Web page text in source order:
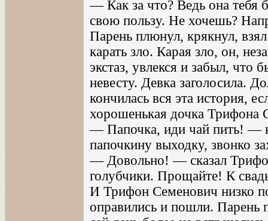
— Как за что? Ведь она тебя
свою пользу. Не хочешь?
Парень плюнул, крякнул,
карать зло. Карая зло, он,
экстаз, увлекся и забыл, что
невесту. Девка заголосила.
кончилась вся эта история,
хорошенькая дочка Трифона
— Папочка, иди чай пить! —
папочкину выходку, звонко
— Довольно! — сказал
голубчики. Прощайте! К
И Трифон Семенович низко
оправились и пошли. Парень